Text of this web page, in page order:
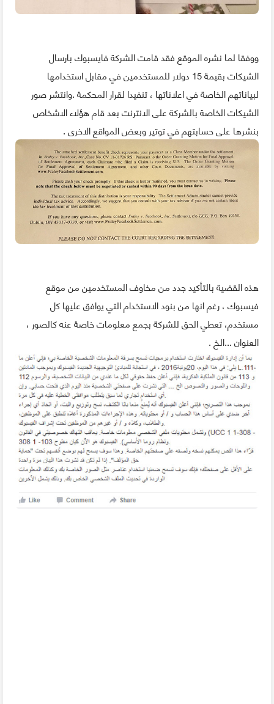
ووفقا لما نشره الموقع فقد قامت الشركة فايسبوك بارسال
الشيكات بقيمة 15 دولار للمستخدمين في مقابل استخدامها
لبياناتهم الخاصة في اعلاناتها ، تنفيدا لقرار المحكمة .وانتشر صور
الشيكات الخاصة بالشركة على الانترنت بعد قام هؤلاء الاشخاص
بنشرها على حسابتهم في توتير وبعض المواقع الاخرى .
هذه القضية بالتأكيد جدد من مخاوف المستخدمين من موقع
فيسبوك ، رغم انها من بنود الاستخدام التي يوافق عليها كل
مستخدم، تعطي الحق للشركة بجمع معلومات خاصة عنه كالصور ،
العنوان ...الخ .